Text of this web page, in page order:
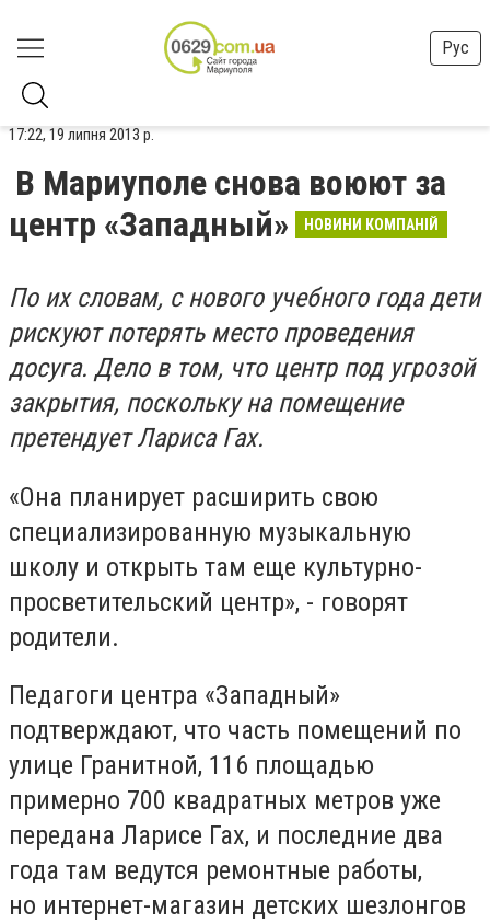
Рус
17:22, 19 липня 2013 р.
В Мариуполе снова воюют за
центр «Западный»
НОВИНИ КОМПАНІЙ
По их словам, с нового учебного года дети
рискуют потерять место проведения
досуга. Дело в том, что центр под угрозой
закрытия, поскольку на помещение
претендует Лариса Гах.
«Она планирует расширить свою
специализированную музыкальную
школу и открыть там еще культурно-
просветительский центр», - говорят
родители.
Педагоги центра «Западный»
подтверждают, что часть помещений по
улице Гранитной, 116 площадью
примерно 700 квадратных метров уже
передана Ларисе Гах, и последние два
года там ведутся ремонтные работы,
но интернет-магазин детских шезлонгов